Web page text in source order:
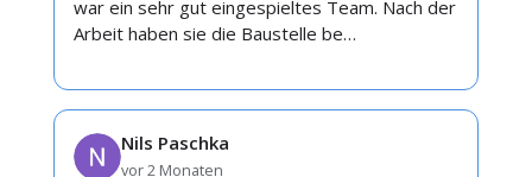
war ein sehr gut eingespieltes Team. Nach der
Arbeit haben sie die Baustelle be…
Nils Paschka
vor 2 Monaten